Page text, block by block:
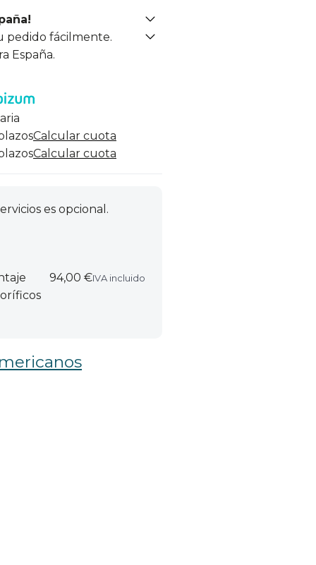
pedido fácilmente.
España.
Calcular cuota
Calcular cuota
es opcional.
94,00 €IVA incluido